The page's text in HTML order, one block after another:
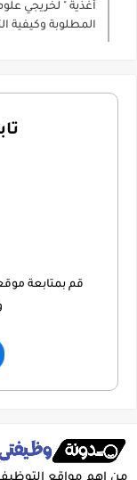
أغذية " لخريجي
المطلوبة وكيفية
قم بمتابعة